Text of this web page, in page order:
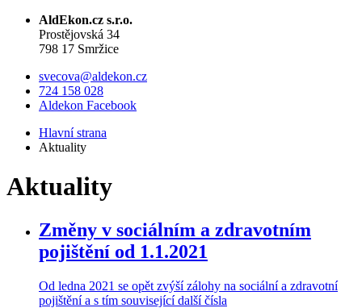
AldEkon.cz s.r.o.
Prostějovská 34
798 17 Smržice
svecova@aldekon.cz
724 158 028
Aldekon Facebook
Hlavní strana
Aktuality
Aktuality
Změny v sociálním a zdravotním
pojištění od 1.1.2021
Od ledna 2021 se opět zvýší zálohy na sociální a zdravotní
pojištění a s tím související další čísla